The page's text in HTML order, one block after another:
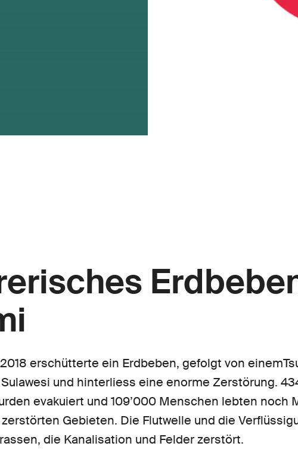
erschütterte ein Erdbeben, gefolgt von
und hinterliess eine enorme Zerstörung.
evakuiert und 109’000 Menschen lebten noch
Gebieten. Die Flutwelle und die
die Kanalisation und Felder zerstört.